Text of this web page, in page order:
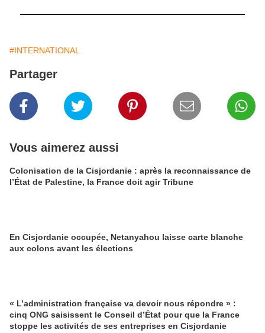
#INTERNATIONAL
Partager
Vous aimerez aussi
Colonisation de la Cisjordanie : après la reconnaissance de
l’État de Palestine, la France doit agir Tribune
En Cisjordanie occupée, Netanyahou laisse carte blanche
aux colons avant les élections
« L’administration française va devoir nous répondre » :
cinq ONG saisissent le Conseil d’État pour que la France
stoppe les activités de ses entreprises en Cisjordanie